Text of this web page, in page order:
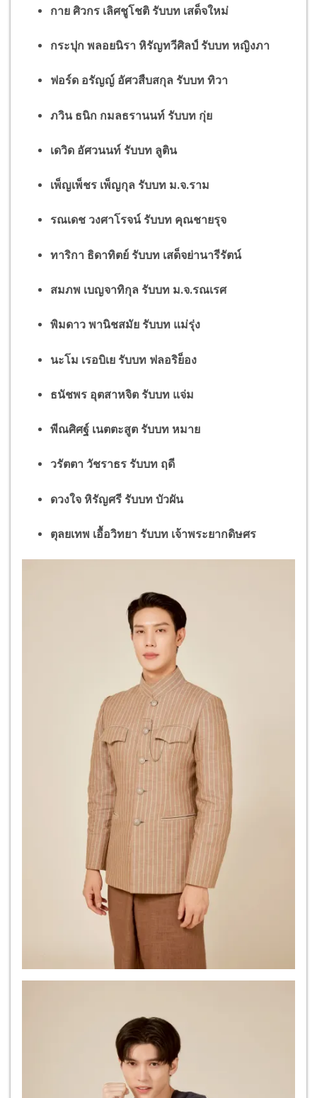
กาย ศิวกร เลิศชูโชติ รับบท เสด็จใหม่
กระปุก พลอยนิรา หิรัญทวีศิลป์ รับบท หญิงภา
ฟอร์ด อรัญญ์ อัศวสืบสกุล รับบท ทิวา
ภวิน ธนิก กมลธรานนท์ รับบท กุ่ย
เดวิด อัศวนนท์ รับบท ลูติน
เพ็ญเพ็ชร เพ็ญกุล รับบท ม.จ.ราม
รณเดช วงศาโรจน์ รับบท คุณชายรุจ
ทาริกา ธิดาทิตย์ รับบท เสด็จย่านารีรัตน์
สมภพ เบญจาทิกุล รับบท ม.จ.รณเรศ
พิมดาว พานิชสมัย รับบท แม่รุ่ง
นะโม เรอบิเย รับบท ฟลอริย็อง
ธนัชพร อุตสาหจิต รับบท แจ่ม
พีณศิศฐ์ เนตตะสูต รับบท หมาย
วรัตตา วัชราธร รับบท ฤดี
ดวงใจ หิรัญศรี รับบท บัวผัน
ตุลยเทพ เอื้อวิทยา รับบท เจ้าพระยากดิษศร